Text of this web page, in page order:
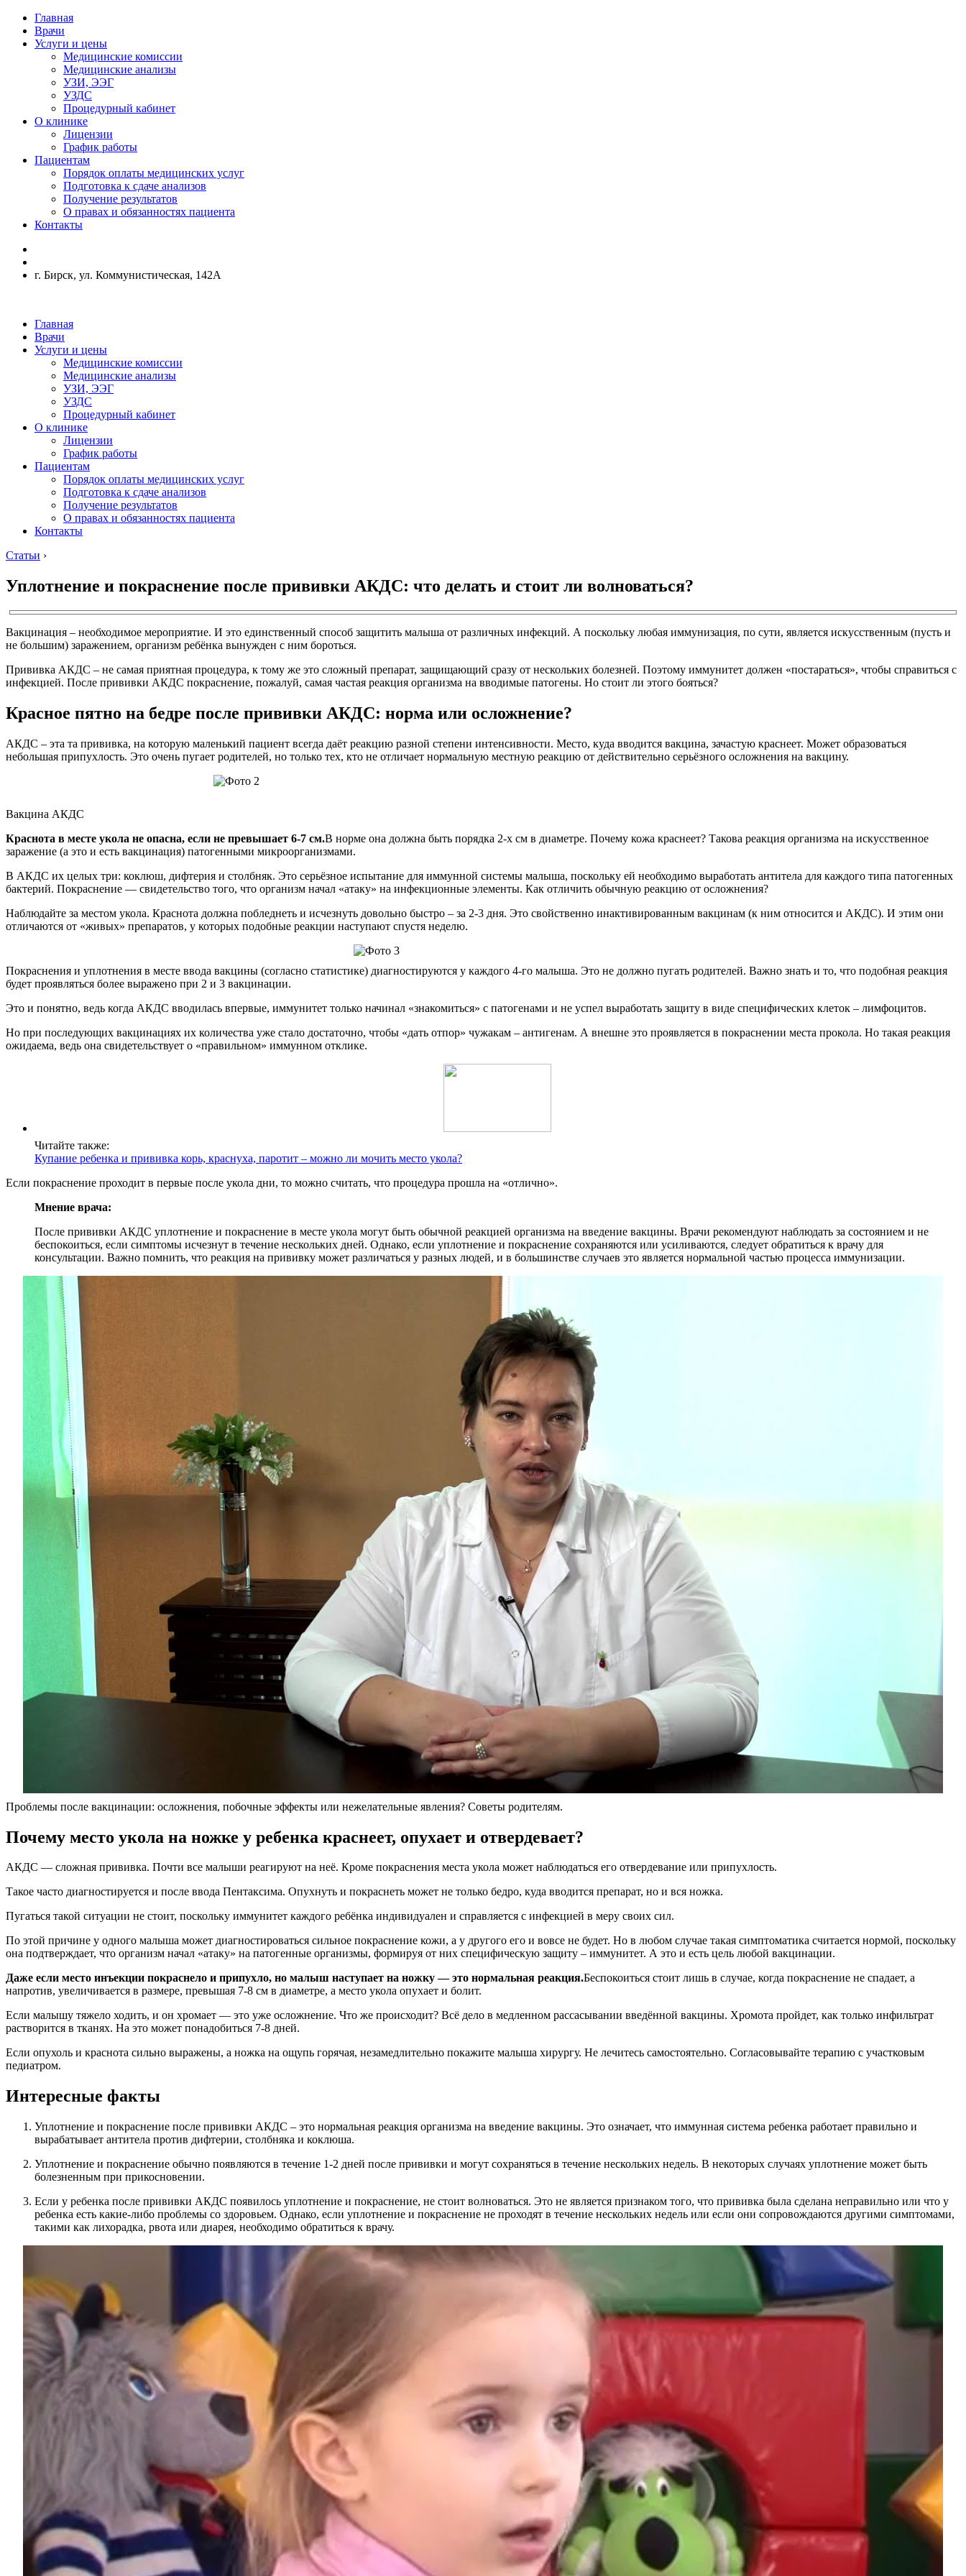
Главная
Врачи
Услуги и цены
Медицинские комиссии
Медицинские анализы
УЗИ, ЭЭГ
УЗДС
Процедурный кабинет
О клинике
Лицензии
График работы
Пациентам
Порядок оплаты медицинских услуг
Подготовка к сдаче анализов
Получение результатов
О правах и обязанностях пациента
Контакты
г. Бирск, ул. Коммунистическая, 142А
Главная
Врачи
Услуги и цены
Медицинские комиссии
Медицинские анализы
УЗИ, ЭЭГ
УЗДС
Процедурный кабинет
О клинике
Лицензии
График работы
Пациентам
Порядок оплаты медицинских услуг
Подготовка к сдаче анализов
Получение результатов
О правах и обязанностях пациента
Контакты
Статьи ›
Уплотнение и покраснение после прививки АКДС: что делать и стоит ли волноваться?
Вакцинация – необходимое мероприятие. И это единственный способ защитить малыша от различных инфекций. А поскольку любая иммунизация, по сути, является искусственным (пусть и
не большим) заражением, организм ребёнка вынужден с ним бороться.
Прививка АКДС – не самая приятная процедура, к тому же это сложный препарат, защищающий сразу от нескольких болезней. Поэтому иммунитет должен «постараться», чтобы справиться с
инфекцией. После прививки АКДС покраснение, пожалуй, самая частая реакция организма на вводимые патогены. Но стоит ли этого бояться?
Красное пятно на бедре после прививки АКДС: норма или осложнение?
АКДС – эта та прививка, на которую маленький пациент всегда даёт реакцию разной степени интенсивности. Место, куда вводится вакцина, зачастую краснеет. Может образоваться
небольшая припухлость. Это очень пугает родителей, но только тех, кто не отличает нормальную местную реакцию от действительно серьёзного осложнения на вакцину.
Вакцина АКДС
Краснота в месте укола не опасна, если не превышает 6-7 см.В норме она должна быть порядка 2-х см в диаметре. Почему кожа краснеет? Такова реакция организма на искусственное
заражение (а это и есть вакцинация) патогенными микроорганизмами.
В АКДС их целых три: коклюш, дифтерия и столбняк. Это серьёзное испытание для иммунной системы малыша, поскольку ей необходимо выработать антитела для каждого типа патогенных
бактерий. Покраснение — свидетельство того, что организм начал «атаку» на инфекционные элементы. Как отличить обычную реакцию от осложнения?
Наблюдайте за местом укола. Краснота должна побледнеть и исчезнуть довольно быстро – за 2-3 дня. Это свойственно инактивированным вакцинам (к ним относится и АКДС). И этим они
отличаются от «живых» препаратов, у которых подобные реакции наступают спустя неделю.
Покраснения и уплотнения в месте ввода вакцины (согласно статистике) диагностируются у каждого 4-го малыша. Это не должно пугать родителей. Важно знать и то, что подобная реакция
будет проявляться более выражено при 2 и 3 вакцинации.
Это и понятно, ведь когда АКДС вводилась впервые, иммунитет только начинал «знакомиться» с патогенами и не успел выработать защиту в виде специфических клеток – лимфоцитов.
Но при последующих вакцинациях их количества уже стало достаточно, чтобы «дать отпор» чужакам – антигенам. А внешне это проявляется в покраснении места прокола. Но такая реакция
ожидаема, ведь она свидетельствует о «правильном» иммунном отклике.
Читайте также:
Купание ребенка и прививка корь, краснуха, паротит – можно ли мочить место укола?
Если покраснение проходит в первые после укола дни, то можно считать, что процедура прошла на «отлично».
Мнение врача:
После прививки АКДС уплотнение и покраснение в месте укола могут быть обычной реакцией организма на введение вакцины. Врачи рекомендуют наблюдать за состоянием и не
беспокоиться, если симптомы исчезнут в течение нескольких дней. Однако, если уплотнение и покраснение сохраняются или усиливаются, следует обратиться к врачу для
консультации. Важно помнить, что реакция на прививку может различаться у разных людей, и в большинстве случаев это является нормальной частью процесса иммунизации.
Проблемы после вакцинации: осложнения, побочные эффекты или нежелательные явления? Советы родителям.
Почему место укола на ножке у ребенка краснеет, опухает и отвердевает?
АКДС — сложная прививка. Почти все малыши реагируют на неё. Кроме покраснения места укола может наблюдаться его отвердевание или припухлость.
Такое часто диагностируется и после ввода Пентаксима. Опухнуть и покраснеть может не только бедро, куда вводится препарат, но и вся ножка.
Пугаться такой ситуации не стоит, поскольку иммунитет каждого ребёнка индивидуален и справляется с инфекцией в меру своих сил.
По этой причине у одного малыша может диагностироваться сильное покраснение кожи, а у другого его и вовсе не будет. Но в любом случае такая симптоматика считается нормой, поскольку
она подтверждает, что организм начал «атаку» на патогенные организмы, формируя от них специфическую защиту – иммунитет. А это и есть цель любой вакцинации.
Даже если место инъекции покраснело и припухло, но малыш наступает на ножку — это нормальная реакция.Беспокоиться стоит лишь в случае, когда покраснение не спадает, а
напротив, увеличивается в размере, превышая 7-8 см в диаметре, а место укола опухает и болит.
Если малышу тяжело ходить, и он хромает — это уже осложнение. Что же происходит? Всё дело в медленном рассасывании введённой вакцины. Хромота пройдет, как только инфильтрат
растворится в тканях. На это может понадобиться 7-8 дней.
Если опухоль и краснота сильно выражены, а ножка на ощупь горячая, незамедлительно покажите малыша хирургу. Не лечитесь самостоятельно. Согласовывайте терапию с участковым
педиатром.
Интересные факты
Уплотнение и покраснение после прививки АКДС – это нормальная реакция организма на введение вакцины. Это означает, что иммунная система ребенка работает правильно и
вырабатывает антитела против дифтерии, столбняка и коклюша.
Уплотнение и покраснение обычно появляются в течение 1-2 дней после прививки и могут сохраняться в течение нескольких недель. В некоторых случаях уплотнение может быть
болезненным при прикосновении.
Если у ребенка после прививки АКДС появилось уплотнение и покраснение, не стоит волноваться. Это не является признаком того, что прививка была сделана неправильно или что у
ребенка есть какие-либо проблемы со здоровьем. Однако, если уплотнение и покраснение не проходят в течение нескольких недель или если они сопровождаются другими симптомами,
такими как лихорадка, рвота или диарея, необходимо обратиться к врачу.